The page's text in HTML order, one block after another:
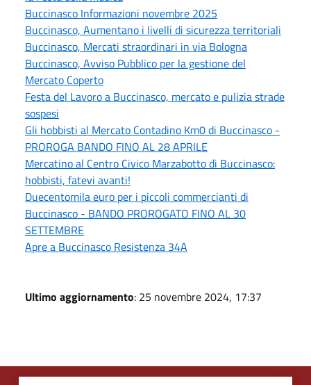
Buccinasco Informazioni novembre 2025
Buccinasco, Aumentano i livelli di sicurezza territoriali
Buccinasco, Mercati straordinari in via Bologna
Buccinasco, Avviso Pubblico per la gestione del
Mercato Coperto
Festa del Lavoro a Buccinasco, mercato e pulizia strade
sospesi
Gli hobbisti al Mercato Contadino Km0 di Buccinasco -
PROROGA BANDO FINO AL 28 APRILE
Mercatino al Centro Civico Marzabotto di Buccinasco:
hobbisti, fatevi avanti!
Duecentomila euro per i piccoli commercianti di
Buccinasco - BANDO PROROGATO FINO AL 30
SETTEMBRE
Apre a Buccinasco Resistenza 34A
Ultimo aggiornamento: 25 novembre 2024, 17:37